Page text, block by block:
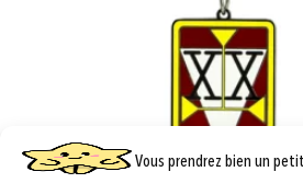
Vous prendrez bien un